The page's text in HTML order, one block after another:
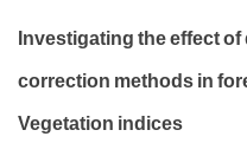
Investigating the effect
correction methods in
Vegetation indices